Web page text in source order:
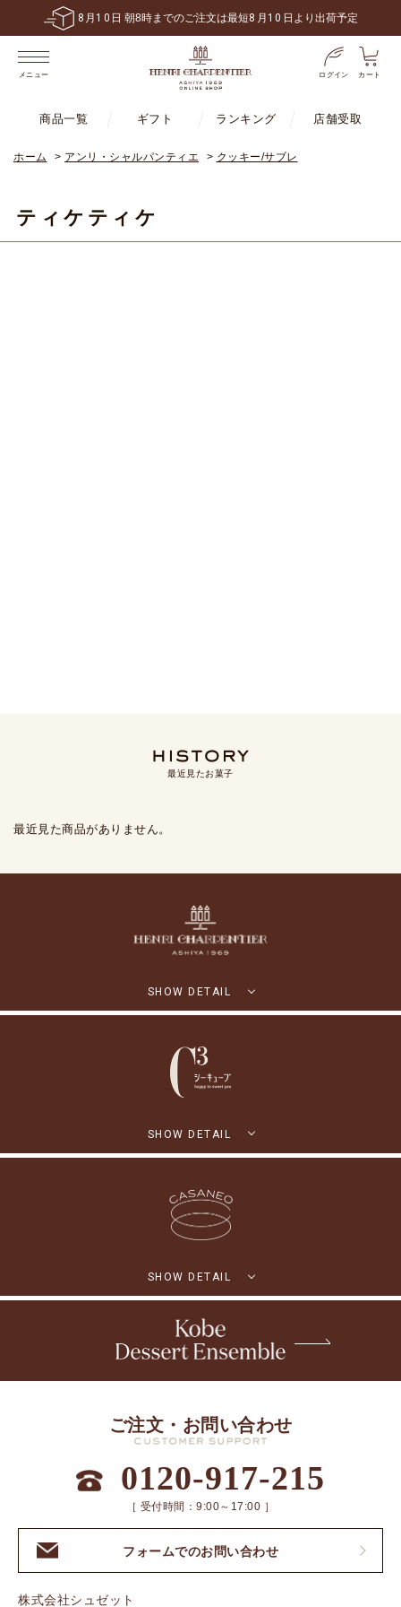
8 月 10 日 朝8時までのご注文は最短8 月 10 日より出荷予定
メニュー ログイン カート
商品一覧 ギフト ランキング 店舗受取
ホーム > アンリ・シャルパンティエ > クッキー/サブレ
ティケティケ
最近見たお菓子
最近見た商品がありません。
SHOW DETAIL
SHOW DETAIL
SHOW DETAIL
ご注文・お問い合わせ
0120-917-215
［ 受付時間：9:00～17:00 ］
フォームでのお問い合わせ
株式会社シュゼット